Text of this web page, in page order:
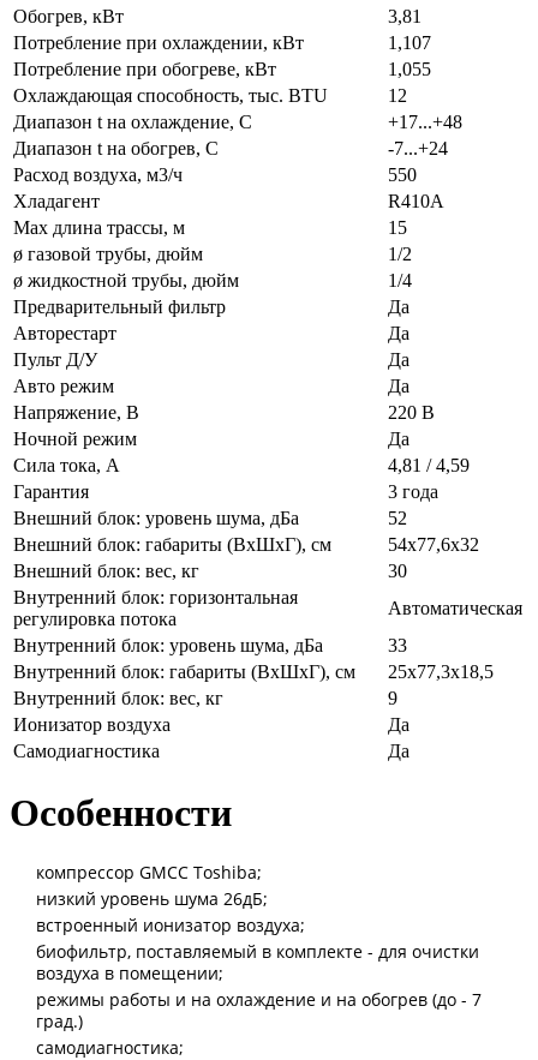
Обогрев, кВт
3,81
Потребление при охлаждении, кВт
1,107
Потребление при обогреве, кВт
1,055
Охлаждающая способность, тыс. BTU
12
Диапазон t на охлаждение, С
+17...+48
Диапазон t на обогрев, С
-7...+24
Расход воздуха, м3/ч
550
Хладагент
R410A
Max длина трассы, м
15
ø газовой трубы, дюйм
1/2
ø жидкостной трубы, дюйм
1/4
Предварительный фильтр
Да
Авторестарт
Да
Пульт Д/У
Да
Авто режим
Да
Напряжение, В
220 В
Ночной режим
Да
Сила тока, А
4,81 / 4,59
Гарантия
3 года
Внешний блок: уровень шума, дБа
52
Внешний блок: габариты (ВхШхГ), см
54x77,6x32
Внешний блок: вес, кг
30
Внутренний блок: горизонтальная
регулировка потока
Автоматическая
Внутренний блок: уровень шума, дБа
33
Внутренний блок: габариты (ВхШхГ), см
25x77,3x18,5
Внутренний блок: вес, кг
9
Ионизатор воздуха
Да
Самодиагностика
Да
Особенности
компрессор GMCC Toshiba;
низкий уровень шума 26дБ;
встроенный ионизатор воздуха;
биофильтр, поставляемый в комплекте - для очистки
воздуха в помещении;
режимы работы и на охлаждение и на обогрев (до - 7
град.)
самодиагностика;